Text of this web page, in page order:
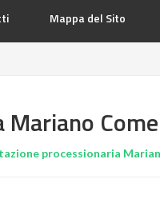
Mappa del Sito
processionaria